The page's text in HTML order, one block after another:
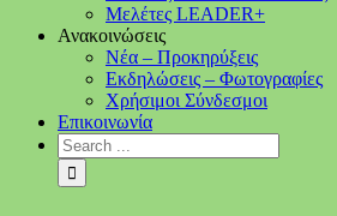
Μελέτες LEADER+
Ανακοινώσεις
Νέα – Προκηρύξεις
Εκδηλώσεις – Φωτογραφίες
Χρήσιμοι Σύνδεσμοι
Επικοινωνία